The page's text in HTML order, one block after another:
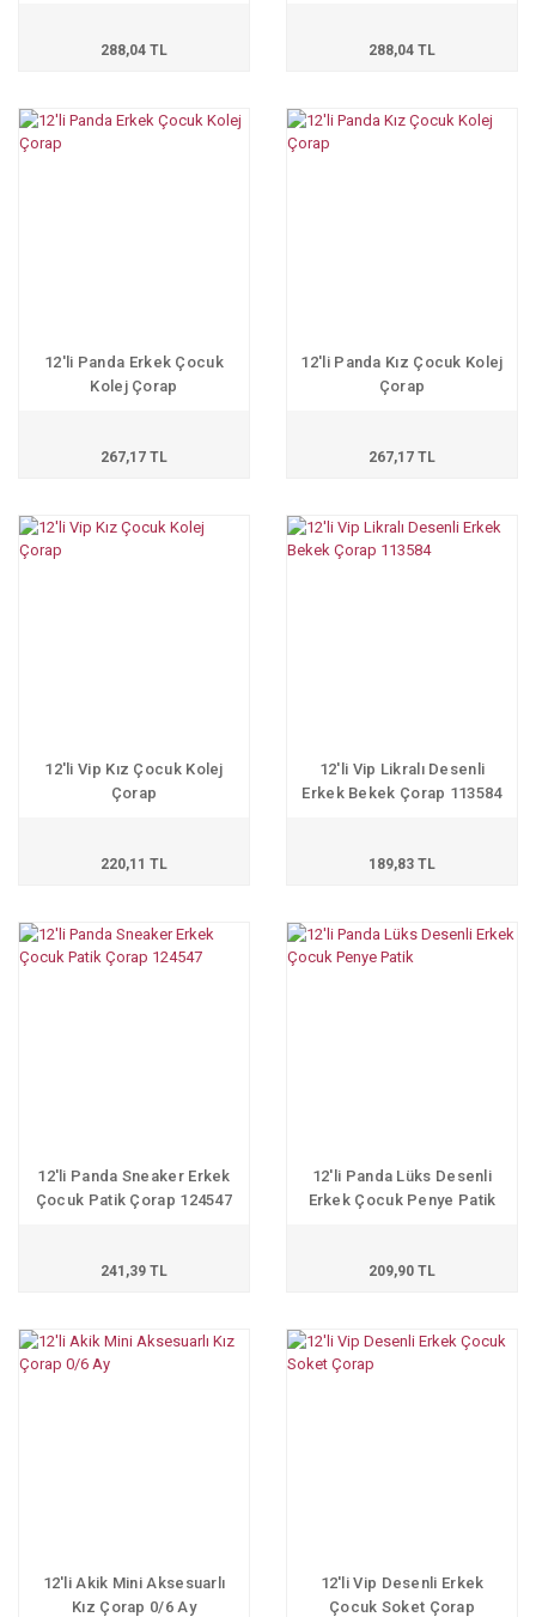
288,04 TL 288,04 TL
12'li Panda Erkek Çocuk
Kolej Çorap
267,17 TL
12'li Panda Kız Çocuk Kolej
Çorap
267,17 TL
12'li Vip Kız Çocuk Kolej
Çorap
220,11 TL
12'li Vip Likralı Desenli
Erkek Bekek Çorap 113584
189,83 TL
12'li Panda Sneaker Erkek
Çocuk Patik Çorap 124547
241,39 TL
12'li Panda Lüks Desenli
Erkek Çocuk Penye Patik
209,90 TL
12'li Akik Mini Aksesuarlı
Kız Çorap 0/6 Ay
12'li Vip Desenli Erkek
Çocuk Soket Çorap